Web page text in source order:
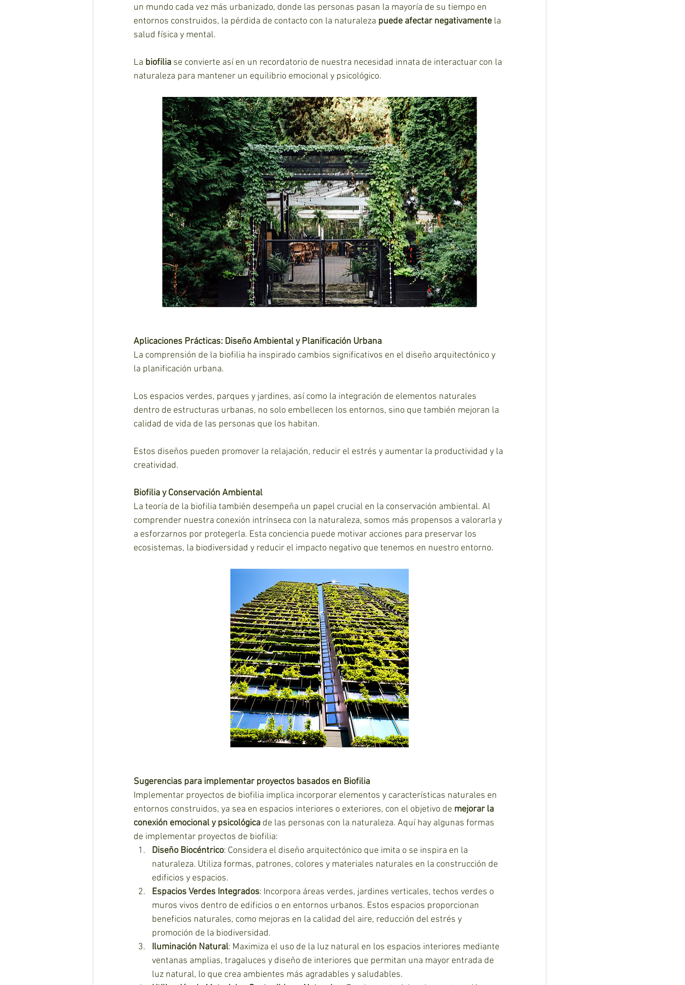
un mundo cada vez más urbanizado, donde las personas pasan la mayoría de su tiempo en
entornos construidos, la pérdida de contacto con la naturaleza puede afectar negativamente la
salud física y mental.
La biofilia se convierte así en un recordatorio de nuestra necesidad innata de interactuar con la
naturaleza para mantener un equilibrio emocional y psicológico.
Aplicaciones Prácticas: Diseño Ambiental y Planificación Urbana
La comprensión de la biofilia ha inspirado cambios significativos en el diseño arquitectónico y
la planificación urbana.
Los espacios verdes, parques y jardines, así como la integración de elementos naturales
dentro de estructuras urbanas, no solo embellecen los entornos, sino que también mejoran la
calidad de vida de las personas que los habitan.
Estos diseños pueden promover la relajación, reducir el estrés y aumentar la productividad y la
creatividad.
Biofilia y Conservación Ambiental
La teoría de la biofilia también desempeña un papel crucial en la conservación ambiental. Al
comprender nuestra conexión intrínseca con la naturaleza, somos más propensos a valorarla y
a esforzarnos por protegerla. Esta conciencia puede motivar acciones para preservar los
ecosistemas, la biodiversidad y reducir el impacto negativo que tenemos en nuestro entorno.
Sugerencias para implementar proyectos basados en Biofilia
Implementar proyectos de biofilia implica incorporar elementos y características naturales en
entornos construidos, ya sea en espacios interiores o exteriores, con el objetivo de mejorar la
conexión emocional y psicológica de las personas con la naturaleza. Aquí hay algunas formas
de implementar proyectos de biofilia:
Diseño Biocéntrico: Considera el diseño arquitectónico que imita o se inspira en la
naturaleza. Utiliza formas, patrones, colores y materiales naturales en la construcción de
edificios y espacios.
Espacios Verdes Integrados: Incorpora áreas verdes, jardines verticales, techos verdes o
muros vivos dentro de edificios o en entornos urbanos. Estos espacios proporcionan
beneficios naturales, como mejoras en la calidad del aire, reducción del estrés y
promoción de la biodiversidad.
Iluminación Natural: Maximiza el uso de la luz natural en los espacios interiores mediante
ventanas amplias, tragaluces y diseño de interiores que permitan una mayor entrada de
luz natural, lo que crea ambientes más agradables y saludables.